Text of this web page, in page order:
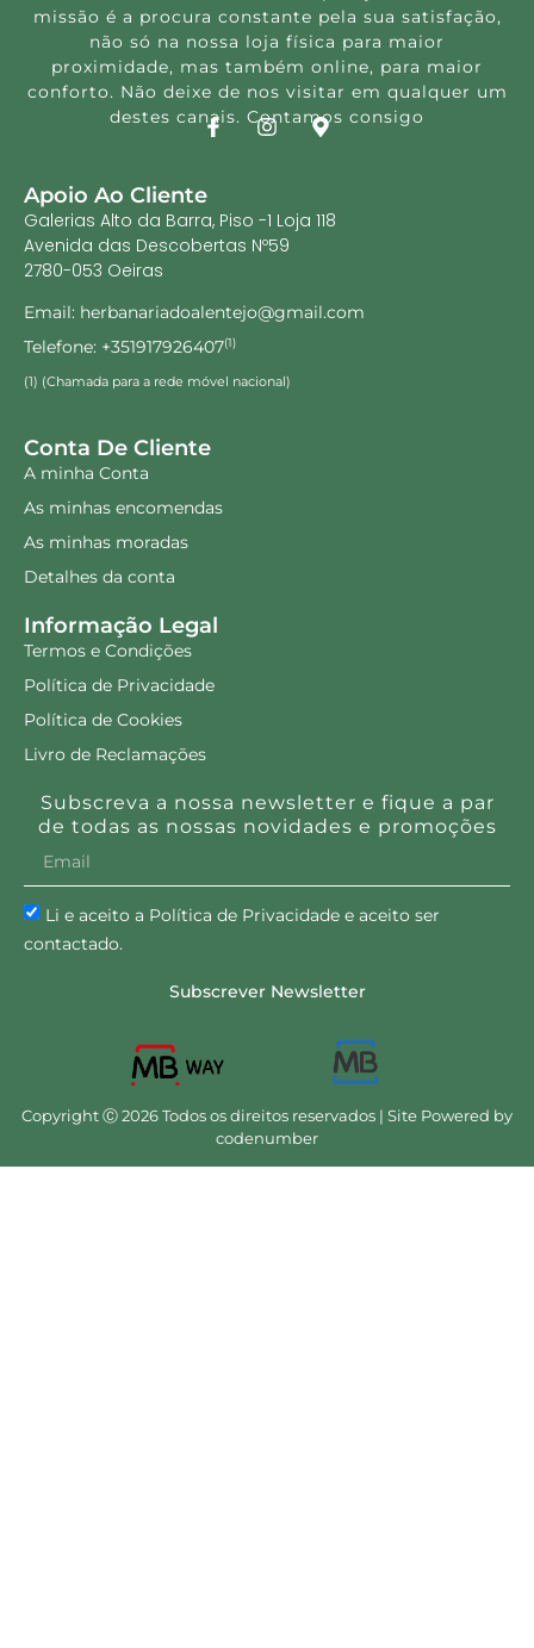
missão é a procura constante pela sua satisfação,
não só na nossa loja física para maior
proximidade, mas também online, para maior
conforto. Não deixe de nos visitar em qualquer um
destes canais. Contamos consigo
Apoio Ao Cliente
Galerias Alto da Barra, Piso -1 Loja 118
Avenida das Descobertas Nº59
2780-053 Oeiras
Email: herbanariadoalentejo@gmail.com
Telefone: +351917926407(1)
(1) (Chamada para a rede móvel nacional)
Conta De Cliente
A minha Conta
As minhas encomendas
As minhas moradas
Detalhes da conta
Informação Legal
Termos e Condições
Política de Privacidade
Política de Cookies
Livro de Reclamações
Subscreva a nossa newsletter e fique a par
de todas as nossas novidades e promoções
Li e aceito a Política de Privacidade e aceito ser
contactado.
Subscrever Newsletter
Copyright Ⓒ 2026 Todos os direitos reservados | Site Powered by
codenumber